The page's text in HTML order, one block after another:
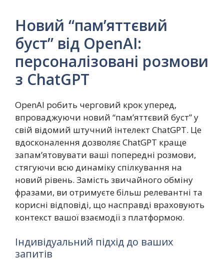
Новий “пам’яттєвий
буст” від OpenAI:
персоналізовані розмови
з ChatGPT
OpenAI робить черговий крок уперед,
впроваджуючи новий “пам’яттєвий буст” у
свій відомий штучний інтелект ChatGPT. Це
вдосконалення дозволяє ChatGPT краще
запам’ятовувати ваші попередні розмови,
стягуючи всю динаміку спілкування на
новий рівень. Замість звичайного обміну
фразами, ви отримуєте більш релевантні та
корисні відповіді, що насправді враховують
контекст вашої взаємодії з платформою.
Індивідуальний підхід до ваших
запитів